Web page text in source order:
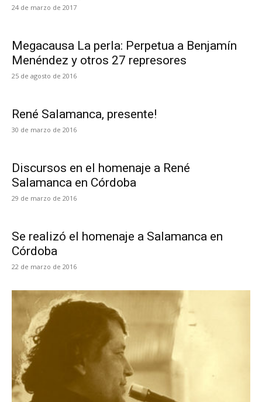
24 de marzo de 2017
Megacausa La perla: Perpetua a Benjamín
Menéndez y otros 27 represores
25 de agosto de 2016
René Salamanca, presente!
30 de marzo de 2016
Discursos en el homenaje a René
Salamanca en Córdoba
29 de marzo de 2016
Se realizó el homenaje a Salamanca en
Córdoba
22 de marzo de 2016